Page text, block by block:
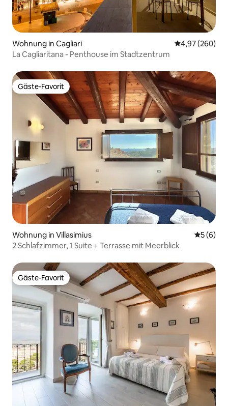
Wohnung in Cagliari
4,97 (260)
La Cagliaritana - Penthouse im Stadtzentrum
Gäste-Favorit
Gäste-Favorit
Wohnung in Villasimius
5 (6)
2 Schlafzimmer, 1 Suite + Terrasse mit Meerblick
Gäste-Favorit
Gäste-Favorit